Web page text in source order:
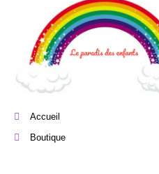
Accueil
Boutique